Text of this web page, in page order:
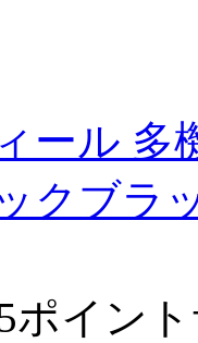
ール 多
クブラ
ポイン